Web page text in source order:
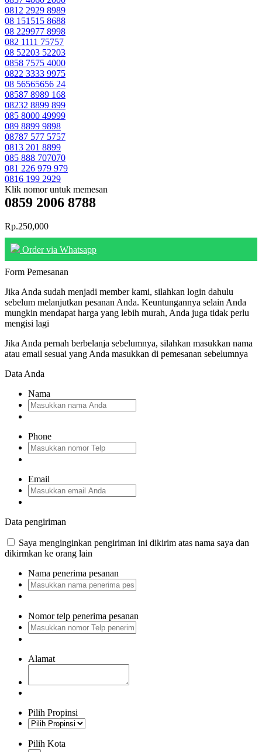
0812 2929 8989
08 151515 8688
08 229977 8998
082 1111 75757
08 52203 52203
0858 7575 4000
0822 3333 9975
08 56565656 24
08587 8989 168
08232 8899 899
085 8000 49999
089 8899 9898
08787 577 5757
0813 201 8899
085 888 707070
081 226 979 979
0816 199 2929
Klik nomor untuk memesan
0859 2006 8788
Rp.250,000
Order via Whatsapp
Form Pemesanan
Jika Anda sudah menjadi member kami, silahkan login dahulu
sebelum melanjutkan pesanan Anda. Keuntungannya selain Anda
mungkin mendapat harga yang lebih murah, Anda juga tidak perlu
mengisi lagi
Jika Anda pernah berbelanja sebelumnya, silahkan masukkan nama
atau email sesuai yang Anda masukkan di pemesanan sebelumnya
Data Anda
Nama
Phone
Email
Data pengiriman
Saya menginginkan pengiriman ini dikirim atas nama saya dan
dikirmkan ke orang lain
Nama penerima pesanan
Nomor telp penerima pesanan
Alamat
Pilih Propinsi
Pilih Kota